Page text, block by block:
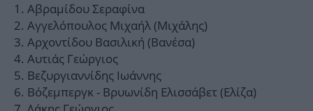
Αβραμίδου Σεραφίνα
Αγγελόπουλος Μιχαήλ (Μιχάλης)
Αρχοντίδου Βασιλική (Βανέσα)
Αυτιάς Γεώργιος
Βεζυργιαννίδης Ιωάννης
Βόζεμπεργκ - Βρυωνίδη Ελισσάβετ (Ελίζα)